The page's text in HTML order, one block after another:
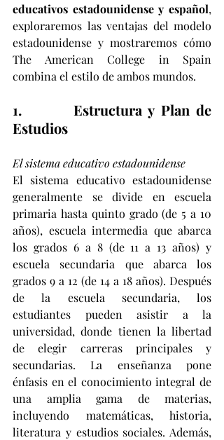
educativos estadounidense y español,
exploraremos las ventajas del modelo
estadounidense y mostraremos cómo
The American College in Spain
combina el estilo de ambos mundos.
1.        Estructura y Plan de
Estudios
El sistema educativo estadounidense
El sistema educativo estadounidense
generalmente se divide en escuela
primaria hasta quinto grado (de 5 a 10
años), escuela intermedia que abarca
los grados 6 a 8 (de 11 a 13 años) y
escuela secundaria que abarca los
grados 9 a 12 (de 14 a 18 años). Después
de la escuela secundaria, los
estudiantes pueden asistir a la
universidad, donde tienen la libertad
de elegir carreras principales y
secundarias. La enseñanza pone
énfasis en el conocimiento integral de
una amplia gama de materias,
incluyendo matemáticas, historia,
literatura y estudios sociales. Además,